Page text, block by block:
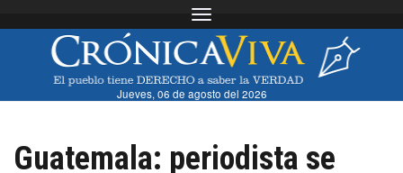
Toggle navigation
Jueves, 06 de agosto del 2026
Guatemala: periodista se